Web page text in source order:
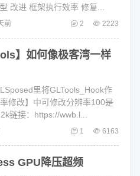
改进 框架执行效率 修复...
前 2 2223
】如何像极客湾一样
里将GLTools_Hook作
修改】中可修改分辨率100是
链接：https://wwb.l...
1 6163
GPU降压超频